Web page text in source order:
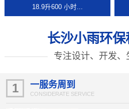
18.9升600 小时...
长沙小雨环保
专注设计、开发、
1 一服务周到
CONSIDERATE SERVICE